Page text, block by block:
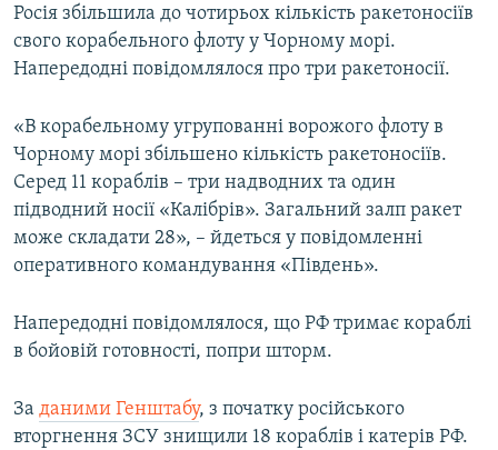
Усі сайти RFE/RL
Росія збільшила до чотирьох кількість ракетоносіїв
свого корабельного флоту у Чорному морі.
Напередодні повідомлялося про три ракетоносії.
«В корабельному угрупованні ворожого флоту в
Чорному морі збільшено кількість ракетоносіїв.
Серед 11 кораблів – три надводних та один
підводний носії «Калібрів». Загальний залп ракет
може складати 28», – йдеться у повідомленні
оперативного командування «Південь».
Напередодні повідомлялося, що РФ тримає кораблі
в бойовій готовності, попри шторм.
За даними Генштабу, з початку російського
вторгнення ЗСУ знищили 18 кораблів і катерів РФ.